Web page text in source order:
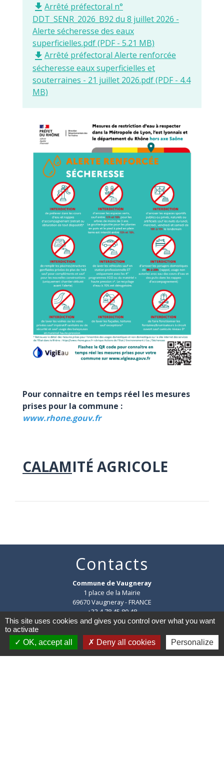
file_download Arrêté préfectoral n°
DDT_SENR_2026_B92 du 8 juillet 2026 -
Alerte sécheresse des eaux
superficielles.pdf (PDF - 5.21 MB)
file_download Arrêté préfectoral Alerte renforcée
sécheresse eaux superficielles et
souterraines - 21 juillet 2026.pdf (PDF - 4.4
MB)
Pour connaitre en temps réel les mesures
prises pour la commune :
www.rhone.gouv.fr
CALAMITÉ AGRICOLE
Contacts
Commune de Vaugneray
1 place de la Mairie
69670 Vaugneray - FRANCE
+33 4 78 45 80 48
Contact par formulaire
This site uses cookies and gives you control over what you want
to activate
OK, accept all
Deny all cookies Personalize